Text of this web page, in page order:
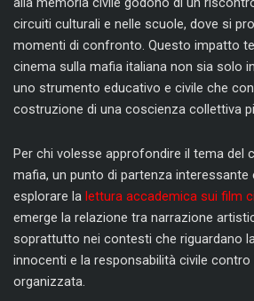
circuiti culturali e nelle scuole, dove si
momenti di confronto. Questo impatto
cinema sulla mafia italiana non sia solo
uno strumento educativo e civile che
costruzione di una coscienza collettiva
Per chi volesse approfondire il tema del
mafia, un punto di partenza interessante
esplorare la lettura accademica sui film
emerge la relazione tra narrazione
soprattutto nei contesti che riguardano
innocenti e la responsabilità civile contro
organizzata.